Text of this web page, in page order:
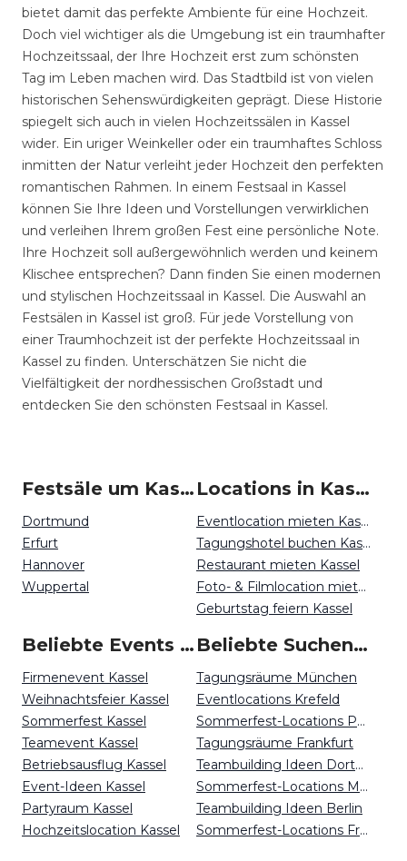
bietet damit das perfekte Ambiente für eine Hochzeit.
Doch viel wichtiger als die Umgebung ist ein traumhafter
Hochzeitssaal, der Ihre Hochzeit erst zum schönsten
Tag im Leben machen wird. Das Stadtbild ist von vielen
historischen Sehenswürdigkeiten geprägt. Diese Historie
spiegelt sich auch in vielen Hochzeitssälen in Kassel
wider. Ein uriger Weinkeller oder ein traumhaftes Schloss
inmitten der Natur verleiht jeder Hochzeit den perfekten
romantischen Rahmen. In einem Festsaal in Kassel
können Sie Ihre Ideen und Vorstellungen verwirklichen
und verleihen Ihrem großen Fest eine persönliche Note.
Ihre Hochzeit soll außergewöhnlich werden und keinem
Klischee entsprechen? Dann finden Sie einen modernen
und stylischen Hochzeitssaal in Kassel. Die Auswahl an
Festsälen in Kassel ist groß. Für jede Vorstellung von
einer Traumhochzeit ist der perfekte Hochzeitssaal in
Kassel zu finden. Unterschätzen Sie nicht die
Vielfältigkeit der nordhessischen Großstadt und
entdecken Sie den schönsten Festsaal in Kassel.
Festsäle um Kassel
Dortmund
Erfurt
Hannover
Wuppertal
Locations in Kassel mieten
Eventlocation mieten Kassel
Tagungshotel buchen Kassel
Restaurant mieten Kassel
Foto- & Filmlocation mieten Kassel
Geburtstag feiern Kassel
Beliebte Events in Kassel
Firmenevent Kassel
Weihnachtsfeier Kassel
Sommerfest Kassel
Teamevent Kassel
Betriebsausflug Kassel
Event-Ideen Kassel
Partyraum Kassel
Hochzeitslocation Kassel
Beliebte Suchen auf Event Inc
Tagungsräume München
Eventlocations Krefeld
Sommerfest-Locations Potsdam
Tagungsräume Frankfurt
Teambuilding Ideen Dortmund
Sommerfest-Locations Münster
Teambuilding Ideen Berlin
Sommerfest-Locations Freiburg